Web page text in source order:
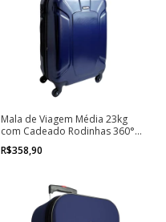
Mala de Viagem Média 23kg
com Cadeado Rodinhas 360°
Nápoles
R$358,90